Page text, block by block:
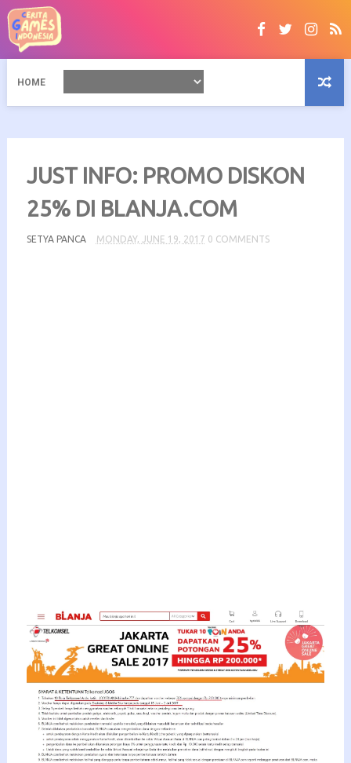
HOME
JUST INFO: PROMO DISKON
25% DI BLANJA.COM
SETYA PANCA MONDAY, JUNE 19, 2017 0 COMMENTS